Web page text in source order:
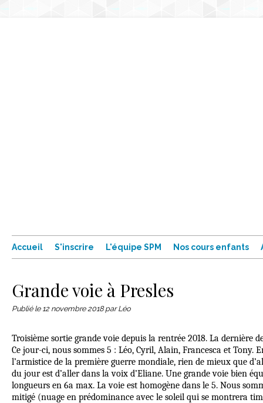
Accueil S'inscrire L'équipe SPM Nos cours enfants
Grande voie à Presles
Publié le 12 novembre 2018par Léo
Troisième sortie grande voie depuis la rentrée 2018. La dernière
Ce jour-ci, nous sommes 5 : Léo, Cyril, Alain, Francesca et Tony.
l’armistice de la première guerre mondiale, rien de mieux que
du jour est d’aller dans la voix d’Eliane. Une grande voie bien
longueurs en 6a max. La voie est homogène dans le 5. Nous
mitigé (nuage en prédominance avec le soleil qui se montrera